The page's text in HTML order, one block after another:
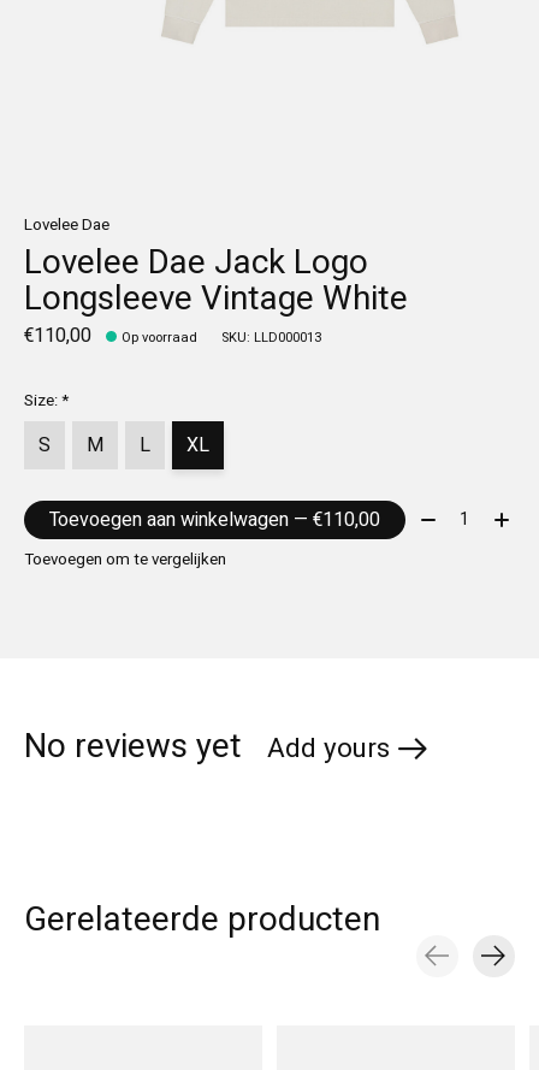
Lovelee Dae
Lovelee Dae Jack Logo
Longsleeve Vintage White
€110,00 Op voorraad SKU: LLD000013
Size:*
S M L XL
Toevoegen aan winkelwagen — €110,00 Aantal:
Toevoegen om te vergelijken
No reviews yet Add yours
Gerelateerde producten